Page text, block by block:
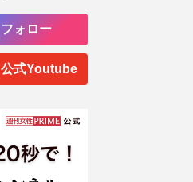
フォロー
公式Youtube